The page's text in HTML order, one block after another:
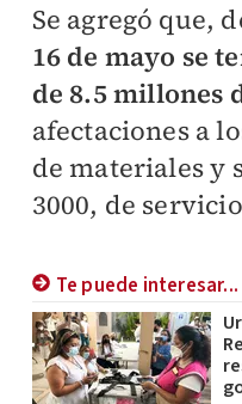
Se agregó que,
16 de mayo se
de 8.5 millones
afectaciones a
de materiales y
3000, de
Te puede interesar...